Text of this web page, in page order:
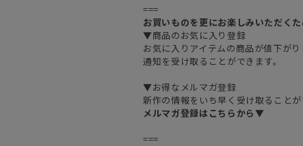
===
お買いものを更にお楽しみいただく
▼商品のお気に入り登録
お気に入りアイテムの商品が値下が
通知を受け取ることができます。
▼お得なメルマガ登録
新作の情報をいち早く受け取ることが
メルマガ登録はこちらから▼
===